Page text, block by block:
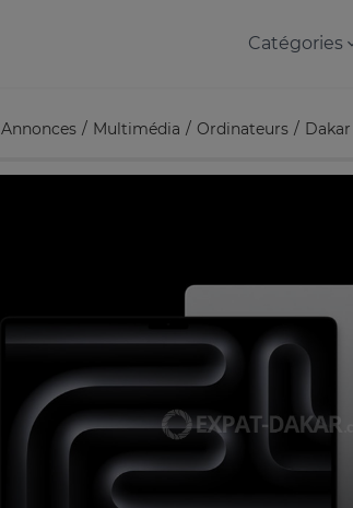
Catégories
Annonces Multimédia Ordinateurs Dakar